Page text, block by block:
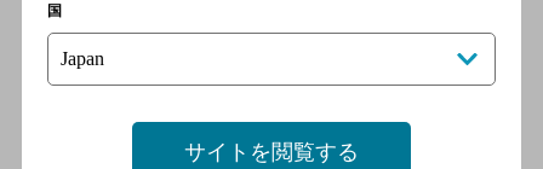
ＪＲ中央線 国分寺駅 徒歩1分
国
サイトを閲覧する